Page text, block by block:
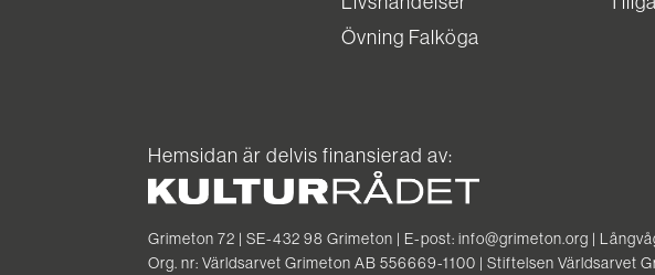
Övning Falköga
Hemsidan är delvis finansierad av:
Grimeton 72 | SE-432 98 Grimeton | E-post: info@grimeton.org |
Org. nr: Världsarvet Grimeton AB 556669-1100 | Stiftelsen Världsarvet